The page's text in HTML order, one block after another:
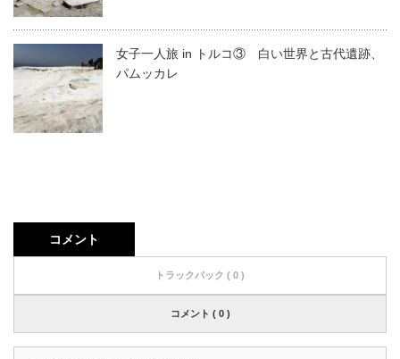
女子一人旅 in トルコ③ 白い世界と古代遺跡、
パムッカレ
コメント
トラックバック ( 0 )
コメント ( 0 )